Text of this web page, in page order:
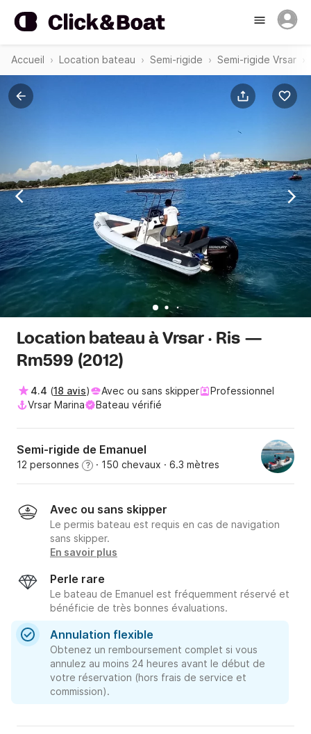
Accueil Location bateau Semi-rigide Semi-rigide Vrsar
Location bateau à Vrsar · Ris —
Rm599 (2012)
4.4 (18 avis) Avec ou sans skipper
Professionnel
Vrsar Marina
Bateau vérifié
Semi-rigide de Emanuel
12 personnes ? · 150 chevaux · 6.3 mètres
Avec ou sans skipper
Le permis bateau est requis en cas de navigation
sans skipper.
En savoir plus
Perle rare
Le bateau de Emanuel est fréquemment réservé et
bénéficie de très bonnes évaluations.
Annulation flexible
Obtenez un remboursement complet si vous
annulez au moins 24 heures avant le début de
votre réservation (hors frais de service et
commission).